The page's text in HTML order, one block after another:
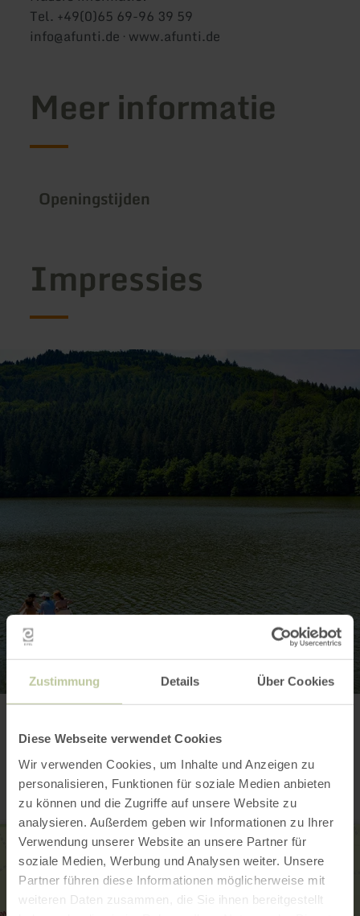
Zustimmung Details Über Cookies
Diese Webseite verwendet Cookies
Wir verwenden Cookies, um Inhalte und Anzeigen zu
personalisieren, Funktionen für soziale Medien anbieten
zu können und die Zugriffe auf unsere Website zu
analysieren. Außerdem geben wir Informationen zu Ihrer
Verwendung unserer Website an unsere Partner für
soziale Medien, Werbung und Analysen weiter. Unsere
Partner führen diese Informationen möglicherweise mit
weiteren Daten zusammen, die Sie ihnen bereitgestellt
Tel. +49(0)65 69-96 39 59
info@afunti.de · www.afunti.de
Meer informatie
Openingstijden
Impressies
Contact